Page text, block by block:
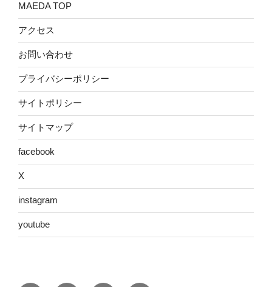
MAEDA TOP
アクセス
お問い合わせ
プライバシーポリシー
サイトポリシー
サイトマップ
facebook
X
instagram
youtube